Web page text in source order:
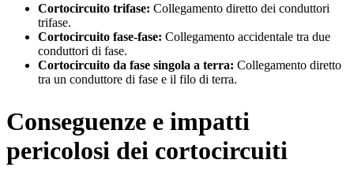
Cortocircuito trifase: Collegamento diretto dei conduttori
trifase.
Cortocircuito fase-fase: Collegamento accidentale tra due
conduttori di fase.
Cortocircuito da fase singola a terra: Collegamento diretto
tra un conduttore di fase e il filo di terra.
Conseguenze e impatti
pericolosi dei cortocircuiti